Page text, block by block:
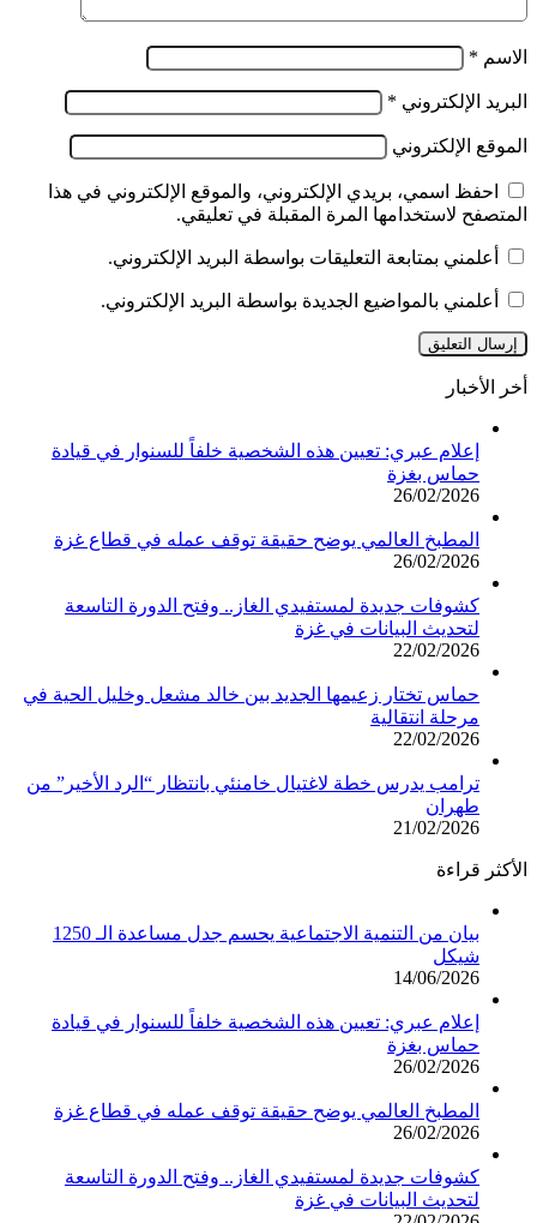
الاسم *
البريد الإلكتروني *
الموقع الإلكتروني
احفظ اسمي، بريدي الإلكتروني، والموقع الإلكتروني في هذا
المتصفح لاستخدامها المرة المقبلة في تعليقي.
أعلمني بمتابعة التعليقات بواسطة البريد الإلكتروني.
أعلمني بالمواضيع الجديدة بواسطة البريد الإلكتروني.
أخر الأخبار
إعلام عبري: تعيين هذه الشخصية خلفاً للسنوار في قيادة
حماس بغزة
26/02/2026
المطبخ العالمي يوضح حقيقة توقف عمله في قطاع غزة
26/02/2026
كشوفات جديدة لمستفيدي الغاز.. وفتح الدورة التاسعة
لتحديث البيانات في غزة
22/02/2026
حماس تختار زعيمها الجديد بين خالد مشعل وخليل الحية في
مرحلة انتقالية
22/02/2026
ترامب يدرس خطة لاغتيال خامنئي بانتظار “الرد الأخير” من
طهران
21/02/2026
الأكثر قراءة
بيان من التنمية الاجتماعية يحسم جدل مساعدة الـ 1250
شيكل
14/06/2026
إعلام عبري: تعيين هذه الشخصية خلفاً للسنوار في قيادة
حماس بغزة
26/02/2026
المطبخ العالمي يوضح حقيقة توقف عمله في قطاع غزة
26/02/2026
كشوفات جديدة لمستفيدي الغاز.. وفتح الدورة التاسعة
لتحديث البيانات في غزة